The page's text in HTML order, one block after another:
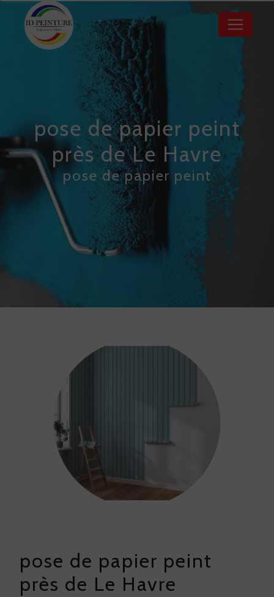
pose de papier peint
près de Le Havre
pose de papier peint
pose de papier peint
près de Le Havre
Panneau de gestion des cookies